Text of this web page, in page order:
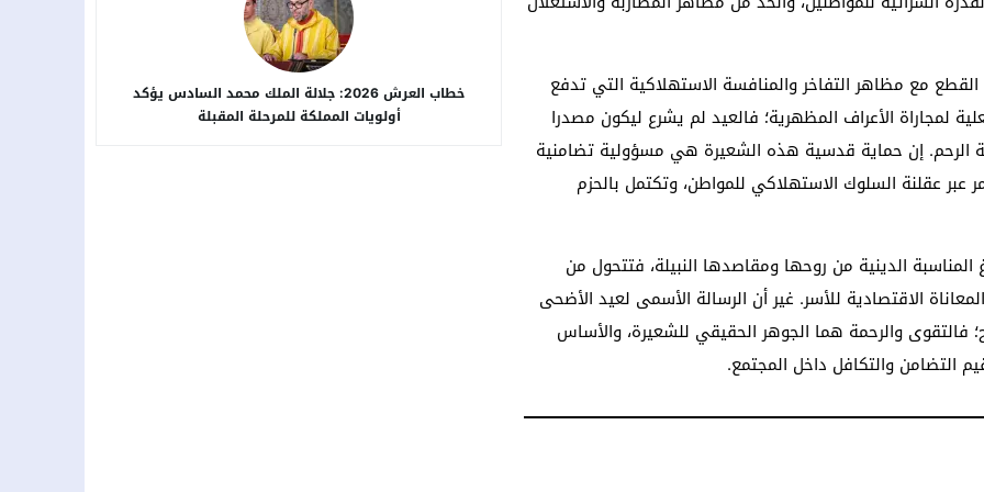
مع مظاهر التفاخر والمنافسة الاستهلاكية التي تدفع
لمجاراة الأعراف المظهرية؛ فالعيد لم يشرع ليكون مصدرا
الرحم. إن حماية قدسية هذه الشعيرة هي مسؤولية تضامنية
عبر عقلنة السلوك الاستهلاكي للمواطن، وتكتمل بالحزم
الدينية من روحها ومقاصدها النبيلة، فتتحول من
الاقتصادية للأسر. غير أن الرسالة الأسمى لعيد الأضحى
فالتقوى والرحمة هما الجوهر الحقيقي للشعيرة، والأساس
التضامن والتكافل داخل المجتمع.
خطاب العرش 2026: جلالة الملك محمد السادس يؤكد
أولويات المملكة للمرحلة المقبلة